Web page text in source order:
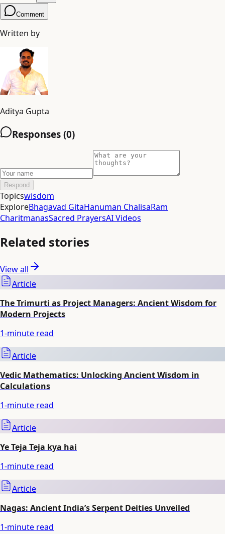
Comment
Written by
Aditya Gupta
Responses (0)
Respond
Topicswisdom
ExploreBhagavad GitaHanuman ChalisaRam
CharitmanasSacred PrayersAI Videos
Related stories
View all
Article
The Trimurti as Project Managers: Ancient Wisdom for
Modern Projects
1-minute read
Article
Vedic Mathematics: Unlocking Ancient Wisdom in
Calculations
1-minute read
Article
Ye Teja Teja kya hai
1-minute read
Article
Nagas: Ancient India’s Serpent Deities Unveiled
1-minute read